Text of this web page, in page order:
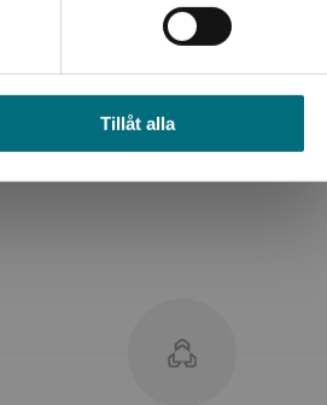
Tillåt alla
Sidantal: